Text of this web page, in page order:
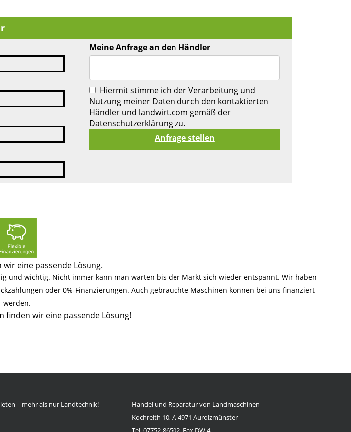
Meine Anfrage an den Händler
Hiermit stimme ich der Verarbeitung und
Nutzung meiner Daten durch den kontaktierten
Händler und landwirt.com gemäß der
Datenschutzerklärungzu.
wir eine passende Lösung.
und wichtig. Nicht immer kann man warten bis der Markt sich wieder entspannt. Wir haben
oder 0%-Finanzierungen. Auch gebrauchte Maschinen können bei uns finanziert
werden.
finden wir eine passende Lösung!
– mehr als nur Landtechnik!
Handel und Reparatur von Landmaschinen
Kochreith 10, A-4971 Aurolzmünster
Tel. 07752-86502, Fax DW 4